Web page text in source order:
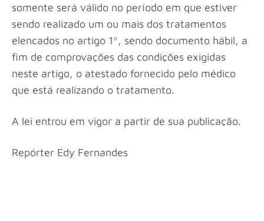
somente será válido no período em que estiver
sendo realizado um ou mais dos tratamentos
elencados no artigo 1º, sendo documento hábil, a
fim de comprovações das condições exigidas
neste artigo, o atestado fornecido pelo médico
que está realizando o tratamento.
A lei entrou em vigor a partir de sua publicação.
Repórter Edy Fernandes